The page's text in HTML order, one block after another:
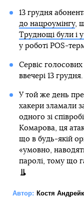
13 грудня
до нацроумінгу,
Труднощі були і у
у роботі POS-
Сервіс голосових
ввечері 13 грудня.
У той же день
хакери зламали
одного зі
Комарова, ця
що в будь-якій
«умовно,
паролі, тому що
Автор: Костя